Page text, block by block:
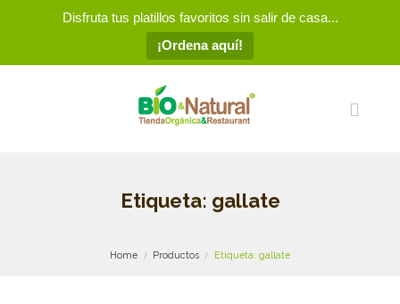
Disfruta tus platillos favoritos sin salir de casa...
¡Ordena aquí!
Etiqueta: gallate
Home Productos Etiqueta: gallate